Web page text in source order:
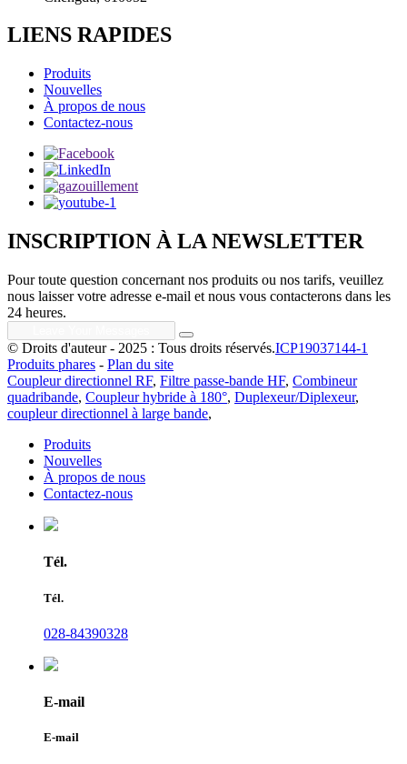
LIENS RAPIDES
Produits
Nouvelles
À propos de nous
Contactez-nous
INSCRIPTION À LA NEWSLETTER
Pour toute question concernant nos produits ou nos tarifs, veuillez
nous laisser votre adresse e-mail et nous vous contacterons dans les
24 heures.
© Droits d'auteur - 2025 : Tous droits réservés.ICP19037144-1
Produits phares - Plan du site
Coupleur directionnel RF, Filtre passe-bande HF, Combineur
quadribande, Coupleur hybride à 180°, Duplexeur/Diplexeur,
coupleur directionnel à large bande,
Produits
Nouvelles
À propos de nous
Contactez-nous
Tél.
Tél.
028-84390328
E-mail
E-mail